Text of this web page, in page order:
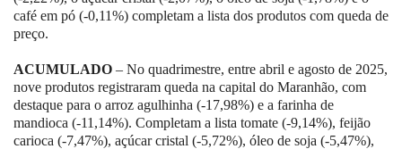
café em pó (-0,11%) completam a lista dos produtos com queda de
preço.
ACUMULADO – No quadrimestre, entre abril e agosto de 2025,
nove produtos registraram queda na capital do Maranhão, com
destaque para o arroz agulhinha (-17,98%) e a farinha de
mandioca (-11,14%). Completam a lista tomate (-9,14%), feijão
carioca (-7,47%), açúcar cristal (-5,72%), óleo de soja (-5,47%),